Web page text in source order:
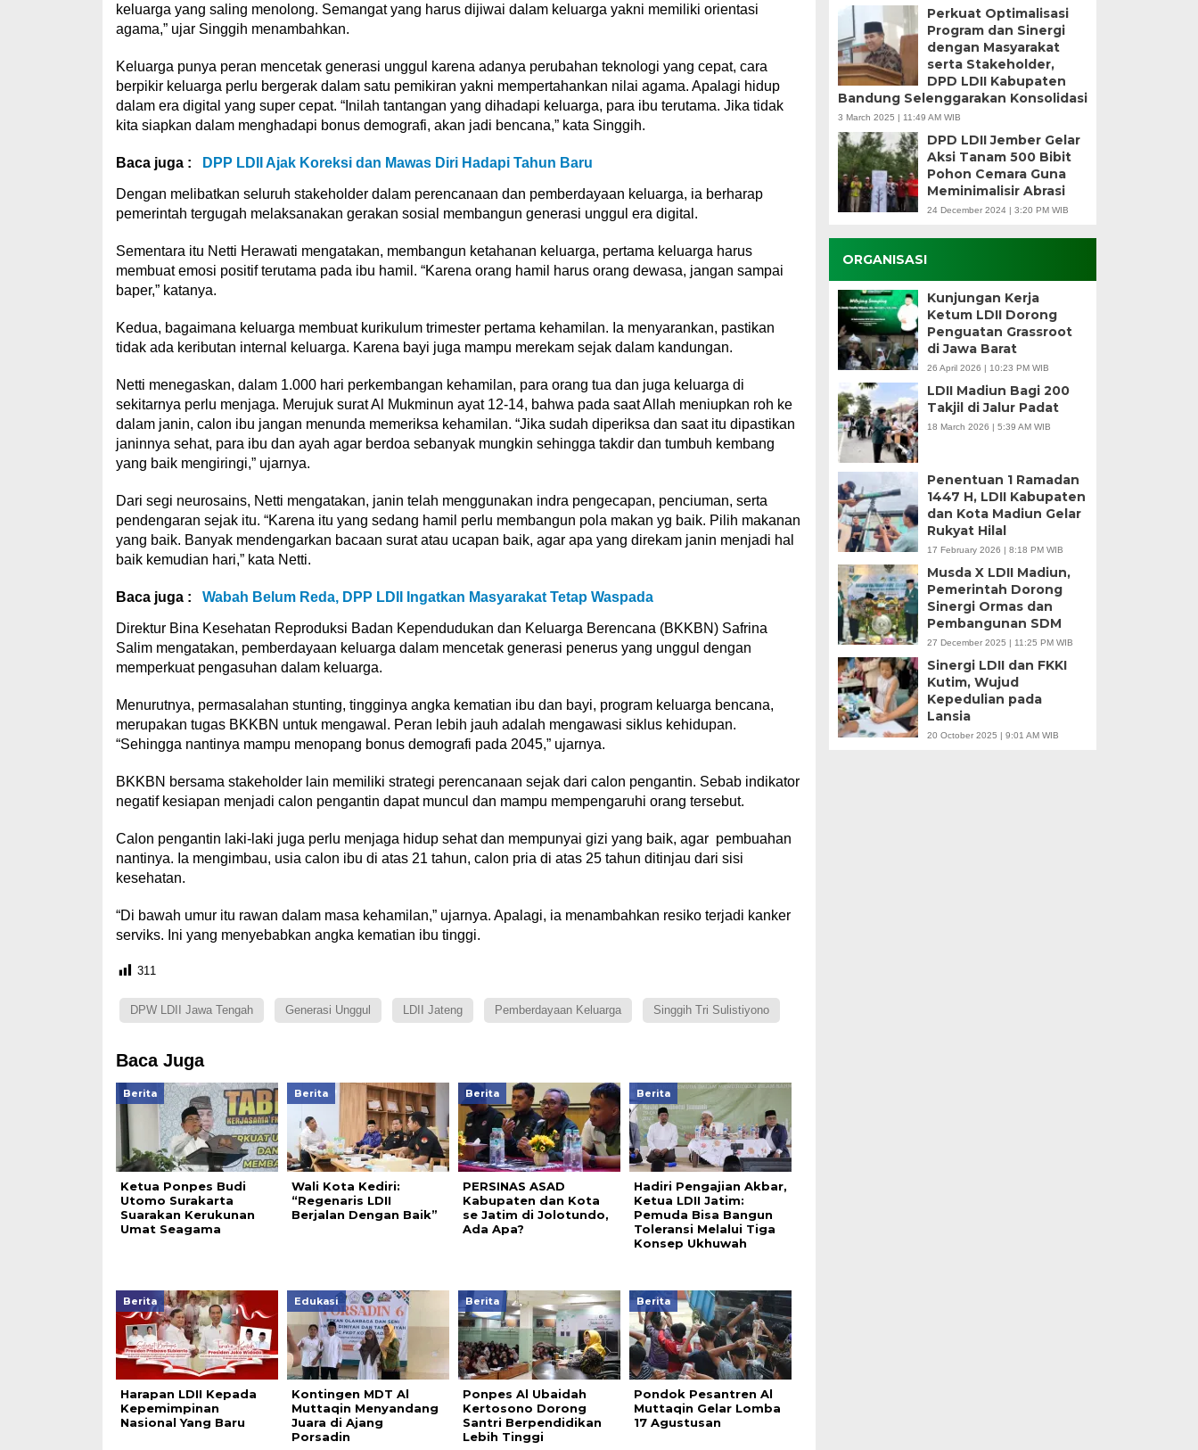
keluarga yang saling menolong. Semangat yang harus dijiwai dalam keluarga yakni memiliki orientasi
agama,” ujar Singgih menambahkan.
Keluarga punya peran mencetak generasi unggul karena adanya perubahan teknologi yang cepat, cara
berpikir keluarga perlu bergerak dalam satu pemikiran yakni mempertahankan nilai agama. Apalagi hidup
dalam era digital yang super cepat. “Inilah tantangan yang dihadapi keluarga, para ibu terutama. Jika tidak
kita siapkan dalam menghadapi bonus demografi, akan jadi bencana,” kata Singgih.
Baca juga : DPP LDII Ajak Koreksi dan Mawas Diri Hadapi Tahun Baru
Dengan melibatkan seluruh stakeholder dalam perencanaan dan pemberdayaan keluarga, ia berharap
pemerintah tergugah melaksanakan gerakan sosial membangun generasi unggul era digital.
Sementara itu Netti Herawati mengatakan, membangun ketahanan keluarga, pertama keluarga harus
membuat emosi positif terutama pada ibu hamil. “Karena orang hamil harus orang dewasa, jangan sampai
baper,” katanya.
Kedua, bagaimana keluarga membuat kurikulum trimester pertama kehamilan. Ia menyarankan, pastikan
tidak ada keributan internal keluarga. Karena bayi juga mampu merekam sejak dalam kandungan.
Netti menegaskan, dalam 1.000 hari perkembangan kehamilan, para orang tua dan juga keluarga di
sekitarnya perlu menjaga. Merujuk surat Al Mukminun ayat 12-14, bahwa pada saat Allah meniupkan roh ke
dalam janin, calon ibu jangan menunda memeriksa kehamilan. “Jika sudah diperiksa dan saat itu dipastikan
janinnya sehat, para ibu dan ayah agar berdoa sebanyak mungkin sehingga takdir dan tumbuh kembang
yang baik mengiringi,” ujarnya.
Dari segi neurosains, Netti mengatakan, janin telah menggunakan indra pengecapan, penciuman, serta
pendengaran sejak itu. “Karena itu yang sedang hamil perlu membangun pola makan yg baik. Pilih makanan
yang baik. Banyak mendengarkan bacaan surat atau ucapan baik, agar apa yang direkam janin menjadi hal
baik kemudian hari,” kata Netti.
Baca juga : Wabah Belum Reda, DPP LDII Ingatkan Masyarakat Tetap Waspada
Direktur Bina Kesehatan Reproduksi Badan Kependudukan dan Keluarga Berencana (BKKBN) Safrina
Salim mengatakan, pemberdayaan keluarga dalam mencetak generasi penerus yang unggul dengan
memperkuat pengasuhan dalam keluarga.
Menurutnya, permasalahan stunting, tingginya angka kematian ibu dan bayi, program keluarga bencana,
merupakan tugas BKKBN untuk mengawal. Peran lebih jauh adalah mengawasi siklus kehidupan.
“Sehingga nantinya mampu menopang bonus demografi pada 2045,” ujarnya.
BKKBN bersama stakeholder lain memiliki strategi perencanaan sejak dari calon pengantin. Sebab indikator
negatif kesiapan menjadi calon pengantin dapat muncul dan mampu mempengaruhi orang tersebut.
Calon pengantin laki-laki juga perlu menjaga hidup sehat dan mempunyai gizi yang baik, agar pembuahan
nantinya. Ia mengimbau, usia calon ibu di atas 21 tahun, calon pria di atas 25 tahun ditinjau dari sisi
kesehatan.
“Di bawah umur itu rawan dalam masa kehamilan,” ujarnya. Apalagi, ia menambahkan resiko terjadi kanker
serviks. Ini yang menyebabkan angka kematian ibu tinggi.
311
DPW LDII Jawa Tengah Generasi Unggul LDII Jateng Pemberdayaan Keluarga Singgih Tri Sulistiyono
Baca Juga
Berita
Ketua Ponpes Budi
Utomo Surakarta
Suarakan Kerukunan
Umat Seagama
Berita
Wali Kota Kediri:
“Regenaris LDII
Berjalan Dengan Baik”
Berita
PERSINAS ASAD
Kabupaten dan Kota
se Jatim di Jolotundo,
Ada Apa?
Berita
Hadiri Pengajian Akbar,
Ketua LDII Jatim:
Pemuda Bisa Bangun
Toleransi Melalui Tiga
Konsep Ukhuwah
Berita
Harapan LDII Kepada
Kepemimpinan
Nasional Yang Baru
Edukasi
Kontingen MDT Al
Muttaqin Menyandang
Juara di Ajang
Porsadin
Berita
Ponpes Al Ubaidah
Kertosono Dorong
Santri Berpendidikan
Lebih Tinggi
Berita
Pondok Pesantren Al
Muttaqin Gelar Lomba
17 Agustusan
Perkuat Optimalisasi
Program dan Sinergi
dengan Masyarakat
serta Stakeholder,
DPD LDII Kabupaten
Bandung Selenggarakan Konsolidasi
3 March 2025 | 11:49 AM WIB
DPD LDII Jember Gelar
Aksi Tanam 500 Bibit
Pohon Cemara Guna
Meminimalisir Abrasi
24 December 2024 | 3:20 PM WIB
ORGANISASI
Kunjungan Kerja
Ketum LDII Dorong
Penguatan Grassroot
di Jawa Barat
26 April 2026 | 10:23 PM WIB
LDII Madiun Bagi 200
Takjil di Jalur Padat
18 March 2026 | 5:39 AM WIB
Penentuan 1 Ramadan
1447 H, LDII Kabupaten
dan Kota Madiun Gelar
Rukyat Hilal
17 February 2026 | 8:18 PM WIB
Musda X LDII Madiun,
Pemerintah Dorong
Sinergi Ormas dan
Pembangunan SDM
27 December 2025 | 11:25 PM WIB
Sinergi LDII dan FKKI
Kutim, Wujud
Kepedulian pada
Lansia
20 October 2025 | 9:01 AM WIB